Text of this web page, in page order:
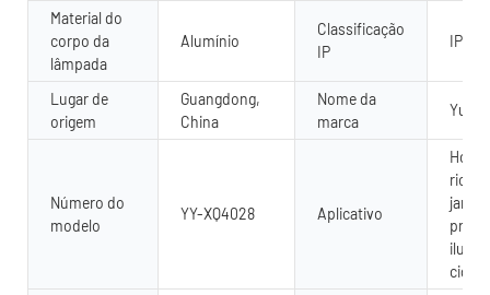
Material do
corpo da
lâmpada
Alumínio
Classificação
IP
IP65,
Lugar de
origem
Guangdong,
China
Nome da
marca
Número do
modelo
YY-XQ4028 Aplicativo
rio,